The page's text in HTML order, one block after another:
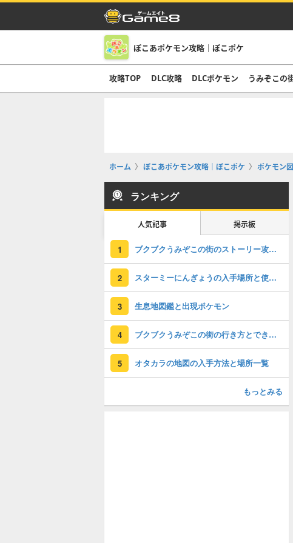
ぽこあポケモン攻略｜ぽこポケ
攻略TOP DLC攻略 DLCポケモン うみぞこの
ホーム ぽこあポケモン攻略｜ぽこポケ ポケモン
ランキング
人気記事 掲示板
1 ブクブクうみぞこの街のストーリー攻略・DLC第1弾
2 スターミーにんぎょうの入手場所と使い道
3 生息地図鑑と出現ポケモン
4 ブクブクうみぞこの街の行き方とできること
5 オタカラの地図の入手方法と場所一覧
もっとみる